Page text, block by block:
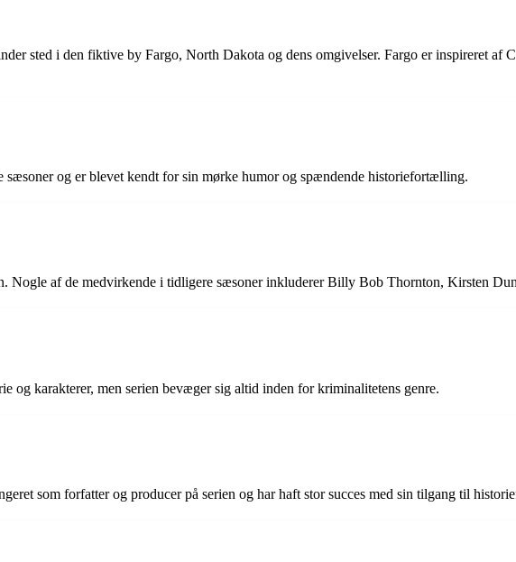
sted i den fiktive by Fargo, North Dakota og dens omgivelser. Fargo er inspireret af
sæsoner og er blevet kendt for sin mørke humor og spændende historiefortælling.
Nogle af de medvirkende i tidligere sæsoner inkluderer Billy Bob Thornton, Kirsten
og karakterer, men serien bevæger sig altid inden for kriminalitetens genre.
som forfatter og producer på serien og har haft stor succes med sin tilgang til